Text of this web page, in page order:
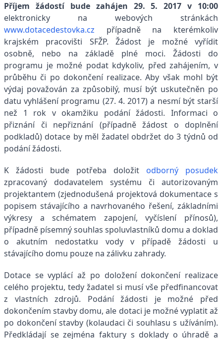
Příjem žádostí bude zahájen 29. 5. 2017 v 10:00
elektronicky na webových stránkách
www.dotacedestovka.cz případně na kterémkoliv
krajském pracovišti SFŽP. Žádost je možné vyřídit
osobně, nebo na základě plné moci. Žádosti do
programu je možné podat kdykoliv, před zahájením, v
průběhu či po dokončení realizace. Aby však mohl být
výdaj považován za způsobilý, musí být uskutečněn po
datu vyhlášení programu (27. 4. 2017) a nesmí být starší
než 1 rok v okamžiku podání žádosti. Informaci o
přiznání či nepřiznání (případně žádost o doplnění
podkladů) dotace by měl žadatel obdržet do 3 týdnů od
podání žádosti.
K žádosti bude potřeba doložit odborný posudek
zpracovaný dodavatelem systému či autorizovaným
projektantem (zjednodušená projektová dokumentace s
popisem stávajícího a navrhovaného řešení, základními
výkresy a schématem zapojení, vyčíslení přínosů),
případně písemný souhlas spoluvlastníků domu a doklad
o akutním nedostatku vody v případě žádosti u
stávajícího domu pouze na zálivku zahrady.
Dotace se vyplácí až po doložení dokončení realizace
celého projektu, tedy žadatel si musí vše předfinancovat
z vlastních zdrojů. Podání žádosti je možné před
dokončením stavby domu, ale dotaci je možné vyplatit až
po dokončení stavby (kolaudaci či souhlasu s užíváním).
Předkládají se zejména faktury s doklady o úhradě a